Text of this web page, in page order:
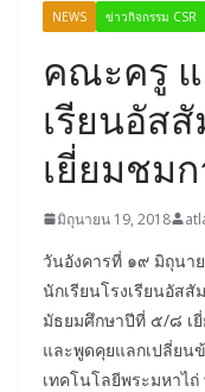
NEWS ข่าวกิจกรรม CSR
คณะครู แ
เรียนอัส
เยี่ยมชม
มิถุนายน 19, 2018
วันอังคารที่ ๑๙ มิถุนา
นักเรียนโรงเรียนอัส
มัธยมศึกษาปีที่ ๕/๘ เ
และพูดคุยแลกเปลี่ยน
เทคโนโลยีพระมหาไ